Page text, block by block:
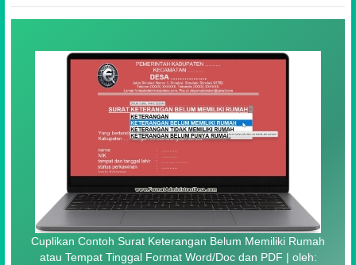
Cuplikan Contoh Surat Keterangan Belum Memiliki Rumah
atau Tempat Tinggal Format Word/Doc dan PDF | oleh: